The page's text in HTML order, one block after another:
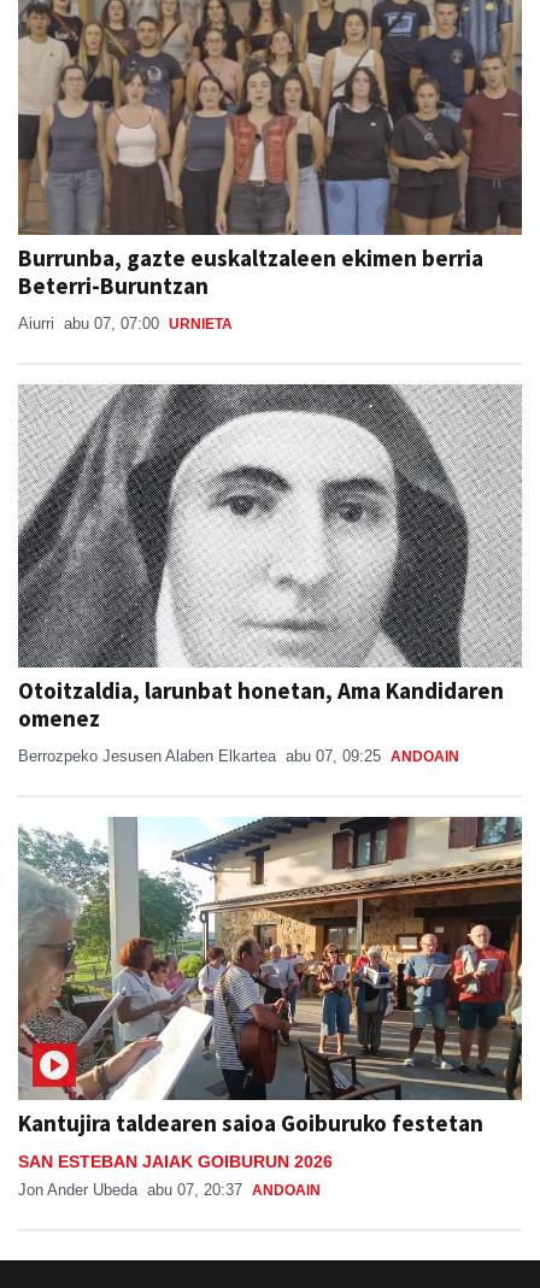
Burrunba, gazte euskaltzaleen ekimen berria
Beterri-Buruntzan
Aiurri abu 07, 07:00 URNIETA
Otoitzaldia, larunbat honetan, Ama Kandidaren
omenez
Berrozpeko Jesusen Alaben Elkartea abu 07, 09:25 ANDOAIN
Kantujira taldearen saioa Goiburuko festetan
SAN ESTEBAN JAIAK GOIBURUN 2026
Jon Ander Ubeda abu 07, 20:37 ANDOAIN